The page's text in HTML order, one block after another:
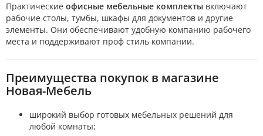
Практические офисные мебельные комплекты включают
рабочие столы, тумбы, шкафы для документов и другие
элементы. Они обеспечивают удобную компанию рабочего
места и поддерживают проф стиль компании.
Преимущества покупок в магазине
Новая-Мебель
широкий выбор готовых мебельных решений для
любой комнаты;